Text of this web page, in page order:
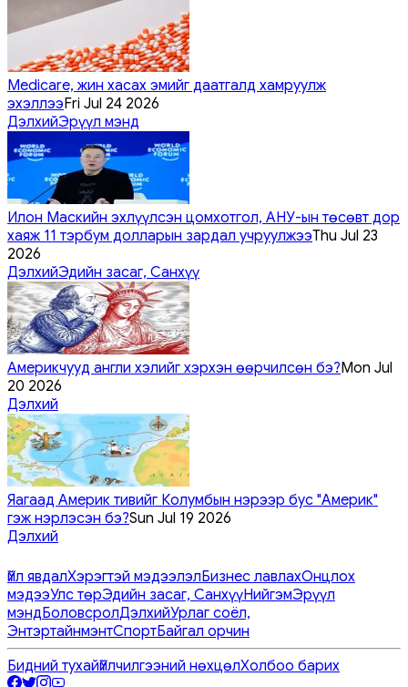
Medicare, жин хасах эмийг даатгалд хамруулж
эхэллээFri Jul 24 2026
ДэлхийЭрүүл мэнд
Илон Маскийн эхлүүлсэн цомхотгол, АНУ-ын төсөвт дор
хаяж 11 тэрбум долларын зардал учруулжээThu Jul 23
2026
ДэлхийЭдийн засаг, Санхүү
Америкчууд англи хэлийг хэрхэн өөрчилсөн бэ?Mon Jul
20 2026
Дэлхий
Яагаад Америк тивийг Колумбын нэрээр бус "Америк"
гэж нэрлэсэн бэ?Sun Jul 19 2026
Дэлхий
Үйл явдалХэрэгтэй мэдээлэлБизнес лавлахОнцлох
мэдээУлс төрЭдийн засаг, СанхүүНийгэмЭрүүл
мэндБоловсролДэлхийУрлаг соёл,
ЭнтэртайнмэнтСпортБайгал орчин
Бидний тухайҮйлчилгээний нөхцөлХолбоо барих